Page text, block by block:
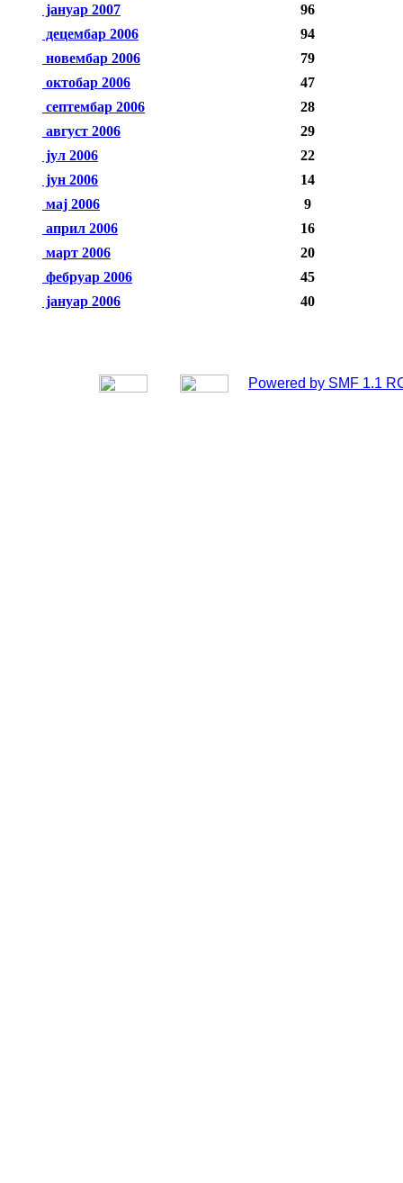
јануар 2007
96
децембар 2006
94
новембар 2006
79
октобар 2006
47
септембар 2006
28
август 2006
29
јул 2006
22
јун 2006
14
мај 2006
9
април 2006
16
март 2006
20
фебруар 2006
45
јануар 2006
40
Powered by SMF 1.1